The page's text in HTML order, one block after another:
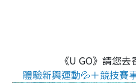
《U GO》請您
體驗新興運動💦＋競技賽